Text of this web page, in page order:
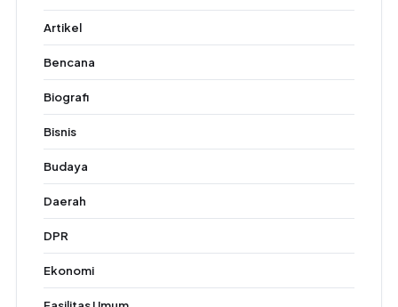
Artikel
Bencana
Biografi
Bisnis
Budaya
Daerah
DPR
Ekonomi